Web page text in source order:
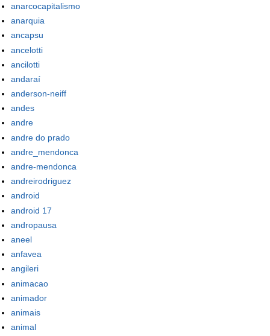
anarcocapitalismo
anarquia
ancapsu
ancelotti
ancilotti
andaraí
anderson-neiff
andes
andre
andre do prado
andre_mendonca
andre-mendonca
andreirodriguez
android
android 17
andropausa
aneel
anfavea
angileri
animacao
animador
animais
animal